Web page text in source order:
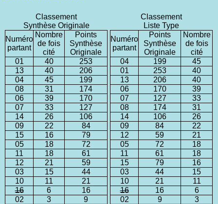
Classement
Synthèse Originale
Numéro
partant
Nombre
de fois
cité
Points
Synthèse
Originale
01
40
253
13
40
206
04
45
199
08
31
174
06
39
170
07
33
127
14
26
106
09
22
84
15
16
79
05
18
72
11
18
61
12
21
59
03
15
44
10
11
21
16
6
16
02
3 9
Classement
Liste Type
Numéro
partant
Points
Synthèse
Originale
Nombre
de fois
cité
04
199
45
01
253
40
13
206
40
06
170
39
07
127
33
08
174
31
14
106
26
09
84
22
12
59
21
05
72
18
11
61
18
15
79
16
03
44
15
10
21
11
16
16
6
02
9 3